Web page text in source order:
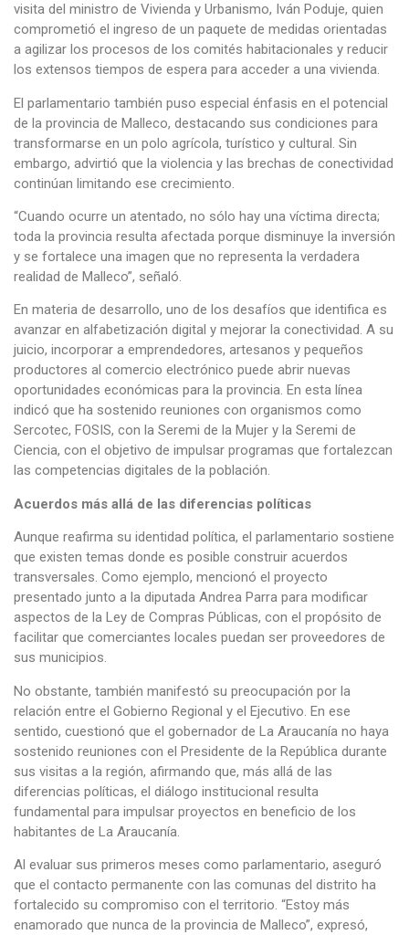
visita del ministro de Vivienda y Urbanismo, Iván Poduje, quien
comprometió el ingreso de un paquete de medidas orientadas
a agilizar los procesos de los comités habitacionales y reducir
los extensos tiempos de espera para acceder a una vivienda.
El parlamentario también puso especial énfasis en el potencial
de la provincia de Malleco, destacando sus condiciones para
transformarse en un polo agrícola, turístico y cultural. Sin
embargo, advirtió que la violencia y las brechas de conectividad
continúan limitando ese crecimiento.
“Cuando ocurre un atentado, no sólo hay una víctima directa;
toda la provincia resulta afectada porque disminuye la inversión
y se fortalece una imagen que no representa la verdadera
realidad de Malleco”, señaló.
En materia de desarrollo, uno de los desafíos que identifica es
avanzar en alfabetización digital y mejorar la conectividad. A su
juicio, incorporar a emprendedores, artesanos y pequeños
productores al comercio electrónico puede abrir nuevas
oportunidades económicas para la provincia. En esta línea
indicó que ha sostenido reuniones con organismos como
Sercotec, FOSIS, con la Seremi de la Mujer y la Seremi de
Ciencia, con el objetivo de impulsar programas que fortalezcan
las competencias digitales de la población.
Acuerdos más allá de las diferencias políticas
Aunque reafirma su identidad política, el parlamentario sostiene
que existen temas donde es posible construir acuerdos
transversales. Como ejemplo, mencionó el proyecto
presentado junto a la diputada Andrea Parra para modificar
aspectos de la Ley de Compras Públicas, con el propósito de
facilitar que comerciantes locales puedan ser proveedores de
sus municipios.
No obstante, también manifestó su preocupación por la
relación entre el Gobierno Regional y el Ejecutivo. En ese
sentido, cuestionó que el gobernador de La Araucanía no haya
sostenido reuniones con el Presidente de la República durante
sus visitas a la región, afirmando que, más allá de las
diferencias políticas, el diálogo institucional resulta
fundamental para impulsar proyectos en beneficio de los
habitantes de La Araucanía.
Al evaluar sus primeros meses como parlamentario, aseguró
que el contacto permanente con las comunas del distrito ha
fortalecido su compromiso con el territorio. “Estoy más
enamorado que nunca de la provincia de Malleco”, expresó,